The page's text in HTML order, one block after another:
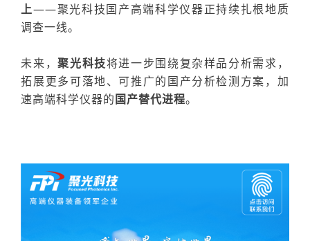
上——聚光科技国产高端科学仪器正持续扎根地质
调查一线。
未来，聚光科技将进一步围绕复杂样品分析需求，
拓展更多可落地、可推广的国产分析检测方案，加
速高端科学仪器的国产替代进程。